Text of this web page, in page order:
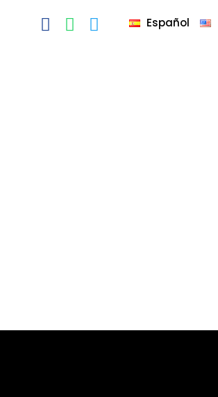
Español